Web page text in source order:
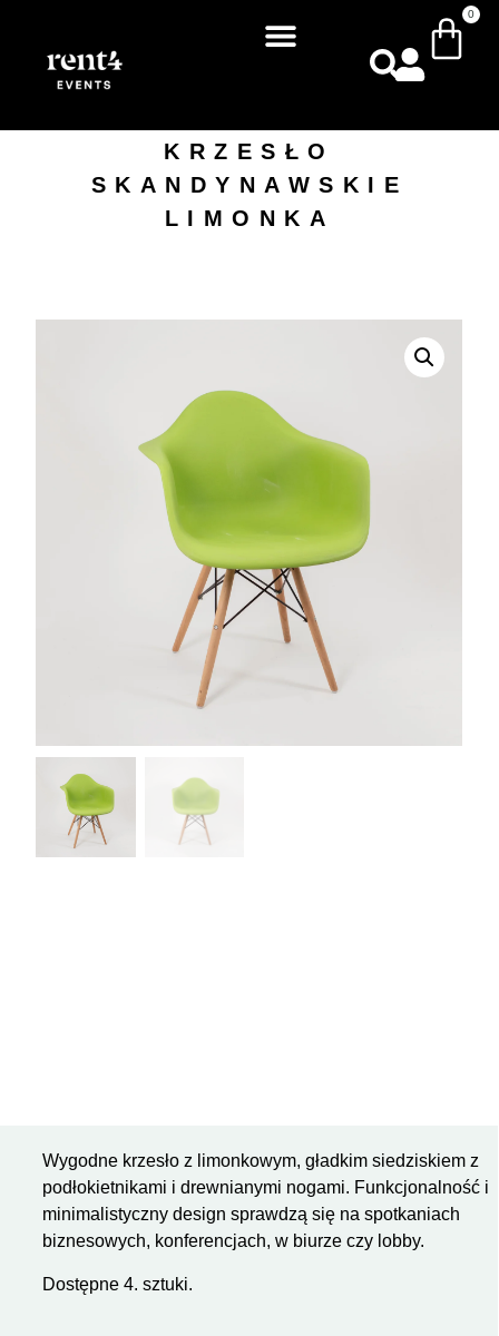
0
KRZESŁO
SKANDYNAWSKIE
LIMONKA
Wygodne krzesło z limonkowym, gładkim siedziskiem z
podłokietnikami i drewnianymi nogami. Funkcjonalność i
minimalistyczny design sprawdzą się na spotkaniach
biznesowych, konferencjach, w biurze czy lobby.
Dostępne 4. sztuki.